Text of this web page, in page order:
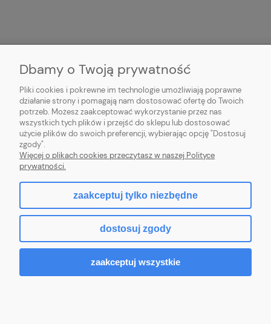
HORTICENTER.PL
INFORMACJE ZAKUPOWE
MOJE KONTO
Sklep internetowy Shoper.pl
Dbamy o Twoją prywatność
Pliki cookies i pokrewne im technologie umożliwiają poprawne
działanie strony i pomagają nam dostosować ofertę do Twoich
potrzeb. Możesz zaakceptować wykorzystanie przez nas
wszystkich tych plików i przejść do sklepu lub dostosować
użycie plików do swoich preferencji, wybierając opcję "Dostosuj
zgody".
Więcej o plikach cookies przeczytasz w naszej Polityce
prywatności.
zaakceptuj tylko niezbędne
dostosuj zgody
zaakceptuj wszystkie